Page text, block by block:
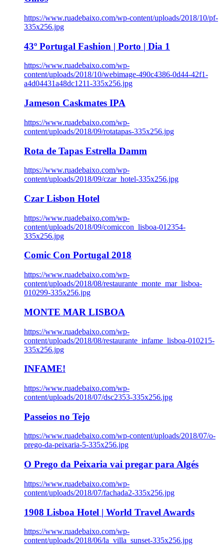
https://www.ruadebaixo.com/wp-content/uploads/2018/10/pf-
335x256.jpg
43º Portugal Fashion | Porto | Dia 1
https://www.ruadebaixo.com/wp-
content/uploads/2018/10/webimage-490c4386-0d44-42f1-
a4d04431a48dc1211-335x256.jpg
Jameson Caskmates IPA
https://www.ruadebaixo.com/wp-
content/uploads/2018/09/rotatapas-335x256.jpg
Rota de Tapas Estrella Damm
https://www.ruadebaixo.com/wp-
content/uploads/2018/09/czar_hotel-335x256.jpg
Czar Lisbon Hotel
https://www.ruadebaixo.com/wp-
content/uploads/2018/09/comiccon_lisboa-012354-
335x256.jpg
Comic Con Portugal 2018
https://www.ruadebaixo.com/wp-
content/uploads/2018/08/restaurante_monte_mar_lisboa-
010299-335x256.jpg
MONTE MAR LISBOA
https://www.ruadebaixo.com/wp-
content/uploads/2018/08/restaurante_infame_lisboa-010215-
335x256.jpg
INFAME!
https://www.ruadebaixo.com/wp-
content/uploads/2018/07/dsc2353-335x256.jpg
Passeios no Tejo
https://www.ruadebaixo.com/wp-content/uploads/2018/07/o-
prego-da-peixaria-5-335x256.jpg
O Prego da Peixaria vai pregar para Algés
https://www.ruadebaixo.com/wp-
content/uploads/2018/07/fachada2-335x256.jpg
1908 Lisboa Hotel | World Travel Awards
https://www.ruadebaixo.com/wp-
content/uploads/2018/06/la_villa_sunset-335x256.jpg